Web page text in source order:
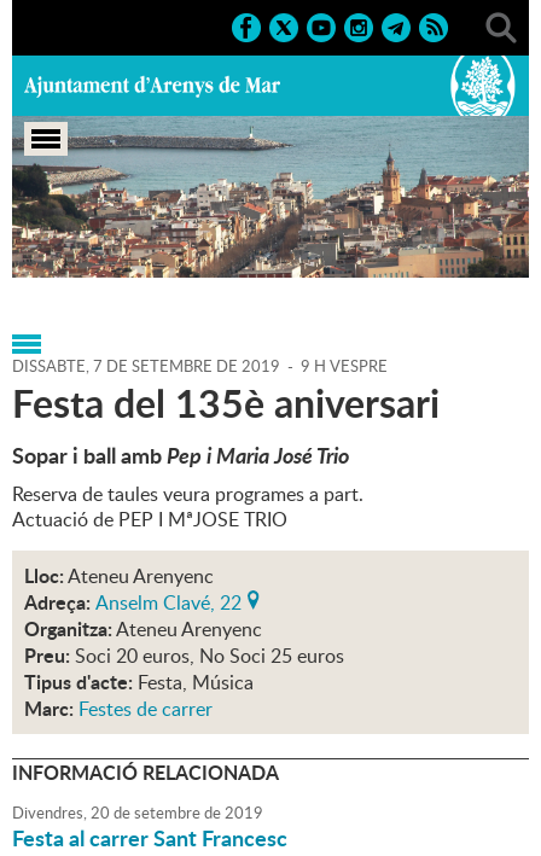
Portada > Agenda > 07-09-
2019 > Marcs > Festes > 2019 > Festes de carrer
DISSABTE,7 DE SETEMBRE DE 2019 - 9 H VESPRE
Festa del 135è aniversari
Sopar i ball ambPep i Maria José Trio
Reserva de taules veura programes a part.
Actuació de PEP I MªJOSE TRIO
Lloc:Ateneu Arenyenc
Adreça: Anselm Clavé, 22
Organitza:Ateneu Arenyenc
Preu: Soci 20 euros, No Soci 25 euros
Tipus d'acte: Festa, Música
Marc: Festes de carrer
INFORMACIÓ RELACIONADA
Divendres,20 desetembrede2019
Festa al carrer Sant Francesc